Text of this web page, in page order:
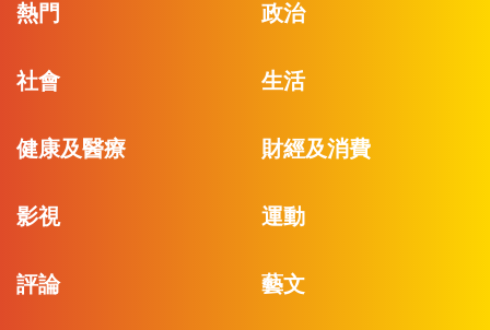
熱門 政治
社會 生活
健康及醫療 財經及消費
影視 運動
評論 藝文